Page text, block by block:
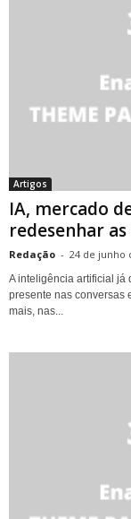
Artigos
IA, mercado
redesenhar
Redação - 24 de junho
A inteligência artificial já
presente nas conversas
mais, nas...